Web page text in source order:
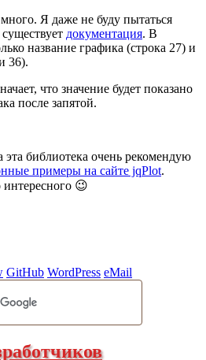
Я даже не буду пытаться
документация. В
название графика (строка 27) и
36).
что значение будет показано
после запятой.
эта библиотека очень рекомендую
примеры на сайте jqPlot.
😉
GitHub WordPress eMail